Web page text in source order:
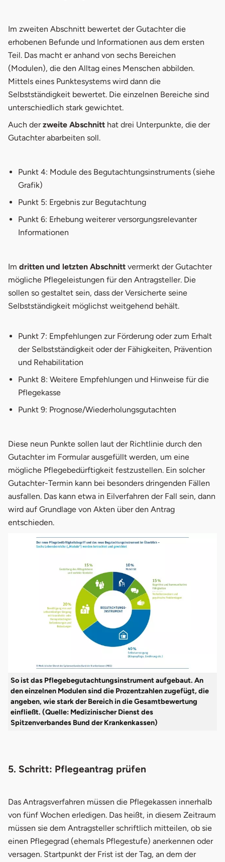
Im zweiten Abschnitt bewertet der Gutachter die
erhobenen Befunde und Informationen aus dem ersten
Teil. Das macht er anhand von sechs Bereichen
(Modulen), die den Alltag eines Menschen abbilden.
Mittels eines Punktesystems wird dann die
Selbstständigkeit bewertet. Die einzelnen Bereiche sind
unterschiedlich stark gewichtet.
Auch derzweite Abschnitt hat drei Unterpunkte, die der
Gutachter abarbeiten soll.
Punkt 4: Module des Begutachtungsinstruments (siehe
Grafik)
Punkt 5: Ergebnis zur Begutachtung
Punkt 6: Erhebung weiterer versorgungsrelevanter
Informationen
Im dritten und letzten Abschnitt vermerkt der Gutachter
mögliche Pflegeleistungen für den Antragsteller. Die
sollen so gestaltet sein, dass der Versicherte seine
Selbstständigkeit möglichst weitgehend behält.
Punkt 7: Empfehlungen zur Förderung oder zum Erhalt
der Selbstständigkeit oder der Fähigkeiten, Prävention
und Rehabilitation
Punkt 8: Weitere Empfehlungen und Hinweise für die
Pflegekasse
Punkt 9: Prognose/Wiederholungsgutachten
Diese neun Punkte sollen laut der Richtlinie durch den
Gutachter im Formular ausgefüllt werden, um eine
mögliche Pflegebedürftigkeit festzustellen. Ein solcher
Gutachter-Termin kann bei besonders dringenden Fällen
ausfallen. Das kann etwa in Eilverfahren der Fall sein, dann
wird auf Grundlage von Akten über den Antrag
entschieden.
So ist das Pflegebegutachtungsinstrument aufgebaut. An
den einzelnen Modulen sind die Prozentzahlen zugefügt, die
angeben, wie stark der Bereich in die Gesamtbewertung
einfließt. (Quelle: Medizinischer Dienst des
Spitzenverbandes Bund der Krankenkassen)
5. Schritt: Pflegeantrag prüfen
Das Antragsverfahren müssen die Pflegekassen innerhalb
von fünf Wochen erledigen. Das heißt, in diesem Zeitraum
müssen sie dem Antragsteller schriftlich mitteilen, ob sie
einen Pflegegrad (ehemals Pflegestufe) anerkennen oder
versagen. Startpunkt der Frist ist der Tag, an dem der